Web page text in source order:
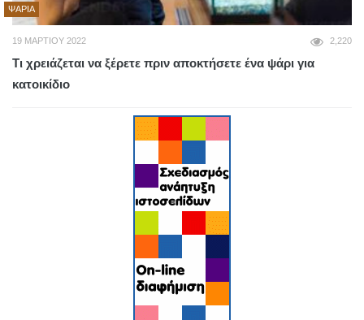
ΨΆΡΙΑ
19 ΜΑΡΤΊΟΥ 2022 2,220
Τι χρειάζεται να ξέρετε πριν αποκτήσετε ένα ψάρι για
κατοικίδιο